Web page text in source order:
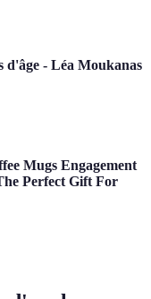
d'âge - Léa Moukanas
Mugs Engagement
Perfect Gift For